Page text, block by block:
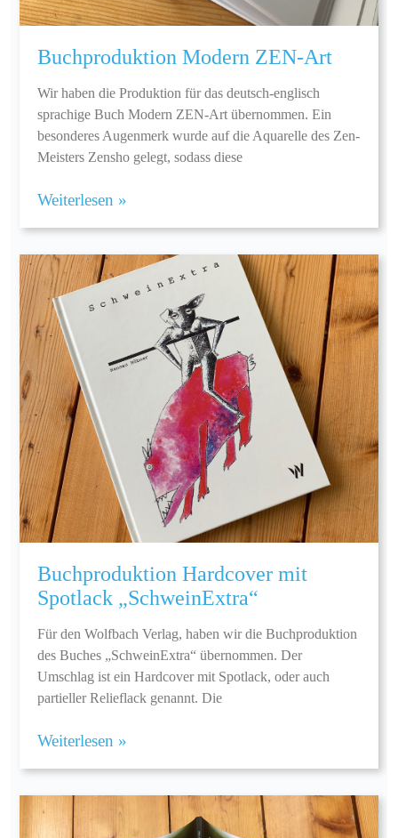
Buchproduktion Modern ZEN-Art
Wir haben die Produktion für das deutsch-englisch
sprachige Buch Modern ZEN-Art übernommen. Ein
besonderes Augenmerk wurde auf die Aquarelle des Zen-
Meisters Zensho gelegt, sodass diese
Weiterlesen »
Buchproduktion Hardcover mit
Spotlack „SchweinExtra“
Für den Wolfbach Verlag, haben wir die Buchproduktion
des Buches „SchweinExtra“ übernommen. Der
Umschlag ist ein Hardcover mit Spotlack, oder auch
partieller Relieflack genannt. Die
Weiterlesen »